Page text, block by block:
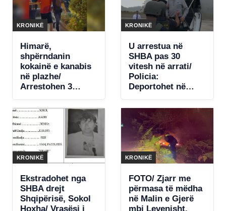
KRONIKË
Himarë,
shpërndanin
kokainë e kanabis
në plazhe/
Arrestohen 3
KRONIKË
U arrestua në
SHBA pas 30
vitesh në arrati/
Policia:
Deportohet në
Hoxha, i dënuar
për 3 vrasje në
Shqipëri dhe në
Belgjikë
KRONIKË
Ekstradohet nga
SHBA drejt
Shqipërisë, Sokol
Hoxha/ Vrasësi i
KRONIKË
FOTO/ Zjarr me
përmasa të mëdha
në Malin e Gjerë
mbi Levenisht,